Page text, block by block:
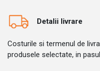
Detalii livrare
Costurile si termenul de
produsele selectate, in